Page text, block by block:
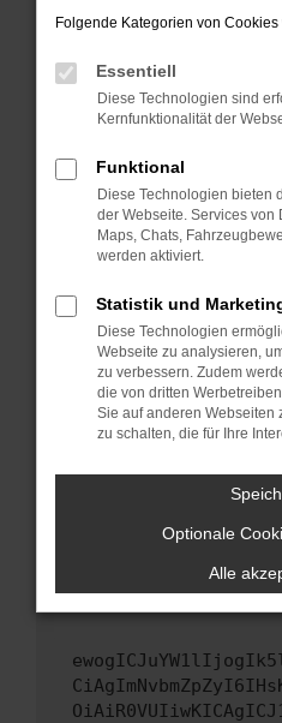
Prüfe deine
können das Laden
verhindern.
anderen Browser oder
Starte dein Gerät neu.
Das kann manchmal
Probleme zu beheben.
Betriebssystem auf
sind.
Veraltete Software
Sicherheitsrisiko,
führen, dass
unterstützt werden.
Wende dich an den
Wenn du alle oben
hast, kontaktiere uns
versuchen, das
uns diesen Text
Folgende Kategorien von
Essentiell
Diese Technologien sind
Kernfunktionalität der
Funktional
Diese Technologien bieten
der Webseite. Services von
Maps, Chats,
werden aktiviert.
Statistik und
Diese Technologien
Webseite zu analysieren,
zu verbessern. Zudem
die von dritten
Sie auf anderen Webseiten
zu schalten, die für Ihre
Optionale
Alle